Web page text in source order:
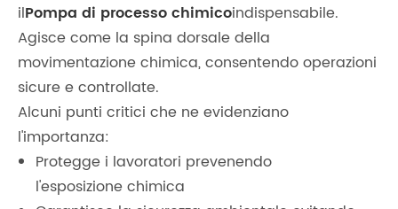
ilPompa di processo chimicoindispensabile.
Agisce come la spina dorsale della
movimentazione chimica, consentendo operazioni
sicure e controllate.
Alcuni punti critici che ne evidenziano
l'importanza:
Protegge i lavoratori prevenendo
l'esposizione chimica